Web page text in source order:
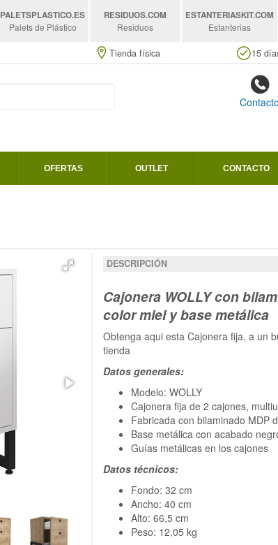
PALETSPLASTICO.ES
Palets de Plástico
RESIDUOS.COM
Residuos
ESTANTERIASKIT.COM
Estanterias
Tienda física 15
Contacto
OFERTAS OUTLET CONTACTO
DESCRIPCIÓN
Cajonera WOLLY con
color miel y base metálica
Obtenga aqui esta Cajonera fija, a un
tienda
Datos generales:
Modelo: WOLLY
Cajonera fija de 2 cajones,
Fabricada con bilaminado MDP
Base metálica con acabado
Guías metálicas en los cajones
Datos técnicos:
Fondo: 32 cm
Ancho: 40 cm
Alto: 66,5 cm
Peso: 12,05 kg